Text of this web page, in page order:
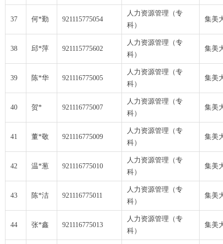
37 何*勤 921115775054
人力资源管理（专
科）
集美
38 邱*萍 921115775602
人力资源管理（专
科）
集美
39 陈*华 921116775005
人力资源管理（专
科）
集美
40 贺* 921116775007
人力资源管理（专
科）
集美
41 董*敬 921116775009
人力资源管理（专
科）
集美
42 温*葱 921116775010
人力资源管理（专
科）
集美
43 陈*洁 921116775011
人力资源管理（专
科）
集美
44 张*鑫 921116775013
人力资源管理（专
科）
集美